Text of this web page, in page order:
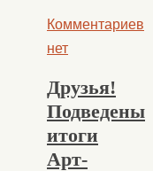
Комментариев
нет
Друзья!
Подведены
итоги​
Арт-